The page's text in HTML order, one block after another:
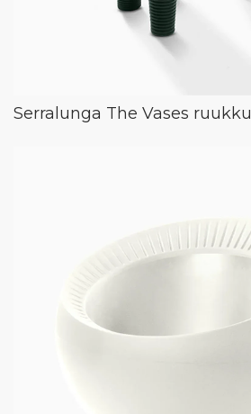
Serralunga The Vases ruukku